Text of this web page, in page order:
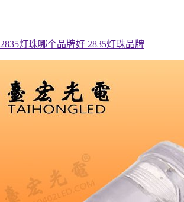
2835灯珠哪个品牌好 2835灯珠品牌